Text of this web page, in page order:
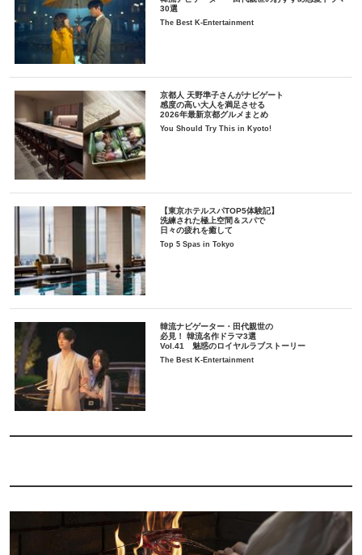
30選
The Best K-Entertainment
京都人 天野準子さんがナビゲート
感度の高い大人を満足させる
2026年最新京都グルメまとめ
You Should Try This in Kyoto!
【東京ホテルスパTOP5体験記】
洗練された極上空間＆スパで
日々の疲れを癒して
Top 5 Spas in Tokyo
韓流ナビゲーター・田代親世の
必見！ 韓流名作ドラマ3選
Vol.41 魅惑のロイヤルラブストーリー
The Best K-Entertainment